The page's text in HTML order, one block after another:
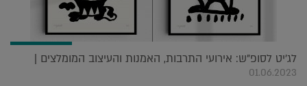
לג'יט לסופ"ש: אירועי התרבות, האמנות והעיצוב המומלצים |
01.06.2023